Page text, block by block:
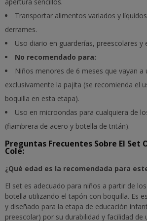
Transportar alimentos variados y
derrames.
Uso diario en guarderías, preescolares y
No recomendado para:
Niños menores de 6 meses que vayan a
exclusivamente la pajita (se recomienda el
boquilla en esta etapa).
Uso en microondas para cualquiera de
(fiambrera de acero y botella de tritán).
Preguntas Frecuentes Sobre El Set
Cole:
¿Qué edad es la recomendada para
El set es adecuado para niños a partir de
botella utilizando el tapón con boquilla. Es
y diseñado para la etapa de educación
preescolar) por su durabilidad y facilidad de